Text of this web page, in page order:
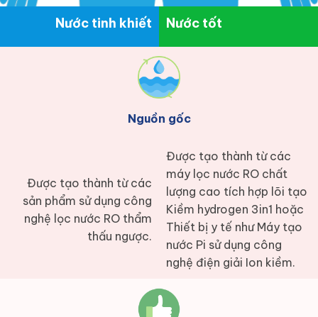
Nước tinh khiết Nước tốt
Được tạo thành từ các
sản phẩm sử dụng công
nghệ lọc nước RO thẩm
thấu ngược.
Nguồn gốc
Được tạo thành từ các
máy lọc nước RO chất
lượng cao tích hợp lõi tạo
Kiềm hydrogen 3in1 hoặc
Thiết bị y tế như Máy tạo
nước Pi sử dụng công
nghệ điện giải Ion kiềm.